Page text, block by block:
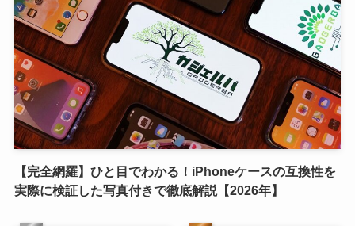
【完全網羅】ひと目でわかる！iPhoneケースの互換性を
実際に検証した写真付きで徹底解説【2026年】